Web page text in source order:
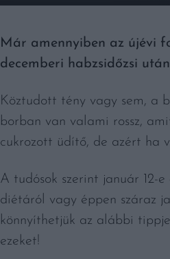
Már amennyiben az újévi
decemberi habzsidőzsi
Köztudott tény vagy sem, a
borban van valami rossz,
cukrozott üdítő, de azért ha
A tudósok szerint január 12-
diétáról vagy éppen száraz
könnyíthetjük az alábbi
ezeket!